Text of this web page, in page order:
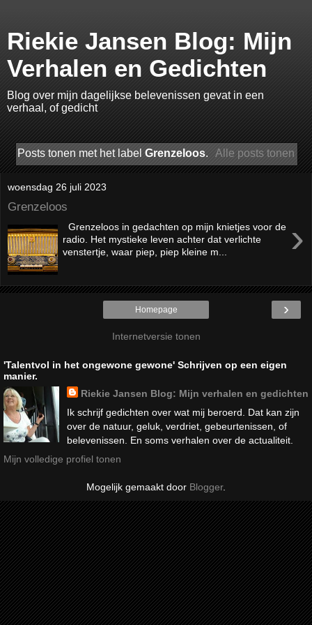
Riekie Jansen Blog: Mijn
Verhalen en Gedichten
Blog over mijn dagelijkse belevenissen gevat in een
verhaal, of gedicht
Posts tonen met het label Grenzeloos. Alle posts tonen
woensdag 26 juli 2023
Grenzeloos
›
Grenzeloos in gedachten op mijn knietjes voor de
radio. Het mystieke leven achter dat verlichte
venstertje, waar piep, piep kleine m...
›
Homepage
Internetversie tonen
'Talentvol in het ongewone gewone' Schrijven op een eigen
manier.
Riekie Jansen Blog: Mijn verhalen en gedichten
Ik schrijf gedichten over wat mij beroerd. Dat kan zijn
over de natuur, geluk, verdriet, gebeurtenissen, of
belevenissen. En soms verhalen over de actualiteit.
Mijn volledige profiel tonen
Mogelijk gemaakt door Blogger.